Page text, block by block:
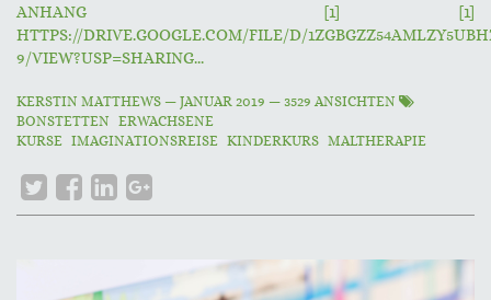
ANHANG [1] [1]
HTTPS://DRIVE.GOOGLE.COM/FILE/D/
9/VIEW?USP=SHARING...
KERSTIN MATTHEWS — JANUAR 2019 — 3529 ANSICHTEN
BONSTETTEN ERWACHSENE
KURSE IMAGINATIONSREISE KINDERKURS MALTHERAPIE